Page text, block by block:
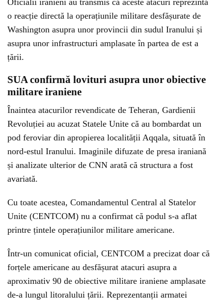
Oficialii iranieni au transmis că aceste atacuri reprezintă
o reacție directă la operațiunile militare desfășurate de
Washington asupra unor provincii din sudul Iranului și
asupra unor infrastructuri amplasate în partea de est a
țării.
SUA confirmă lovituri asupra unor obiective
militare iraniene
Înaintea atacurilor revendicate de Teheran, Gardienii
Revoluției au acuzat Statele Unite că au bombardat un
pod feroviar din apropierea localității Aqqala, situată în
nord-estul Iranului. Imaginile difuzate de presa iraniană
și analizate ulterior de CNN arată că structura a fost
avariată.
Cu toate acestea, Comandamentul Central al Statelor
Unite (CENTCOM) nu a confirmat că podul s-a aflat
printre țintele operațiunilor militare americane.
Într-un comunicat oficial, CENTCOM a precizat doar că
forțele americane au desfășurat atacuri asupra a
aproximativ 90 de obiective militare iraniene amplasate
de-a lungul litoralului țării. Reprezentanții armatei